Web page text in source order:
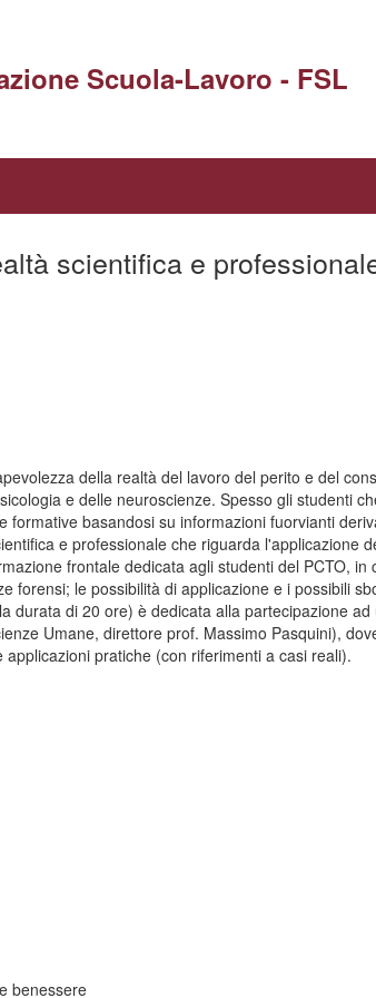
Scuola-Lavoro - FSL
scientifica e
della realtà del lavoro del perito e del
e delle neuroscienze. Spesso gli studenti
basandosi su informazioni fuorvianti
e professionale che riguarda l'applicazione
frontale dedicata agli studenti del PCTO,
forensi; le possibilità di applicazione e i possibili
durata di 20 ore) è dedicata alla partecipazione
Umane, direttore prof. Massimo Pasquini),
pratiche (con riferimenti a casi reali).
benessere